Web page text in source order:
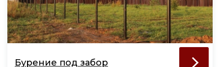
Бурение под забор